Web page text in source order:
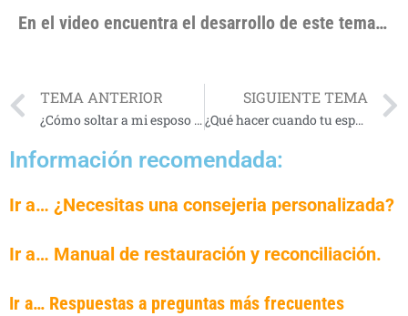
En el video encuentra el desarrollo de este tema…
TEMA ANTERIOR
¿Cómo soltar a mi esposo en las manos de Dios?
SIGUIENTE TEMA
¿Qué hacer cuando tu esposo te deja por otra?
Información recomendada:
Ir a… ¿Necesitas una consejeria personalizada?
Ir a… Manual de restauración y reconciliación.
Ir a… Respuestas a preguntas más frecuentes